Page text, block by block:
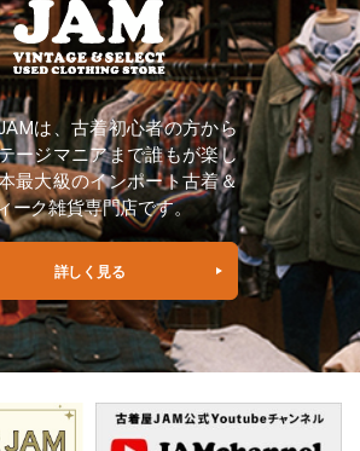
は、古着初心者の方から
ージマニアまで誰もが楽し
最大級のインポート古着＆
ーク雑貨専門店です。
詳しく見る